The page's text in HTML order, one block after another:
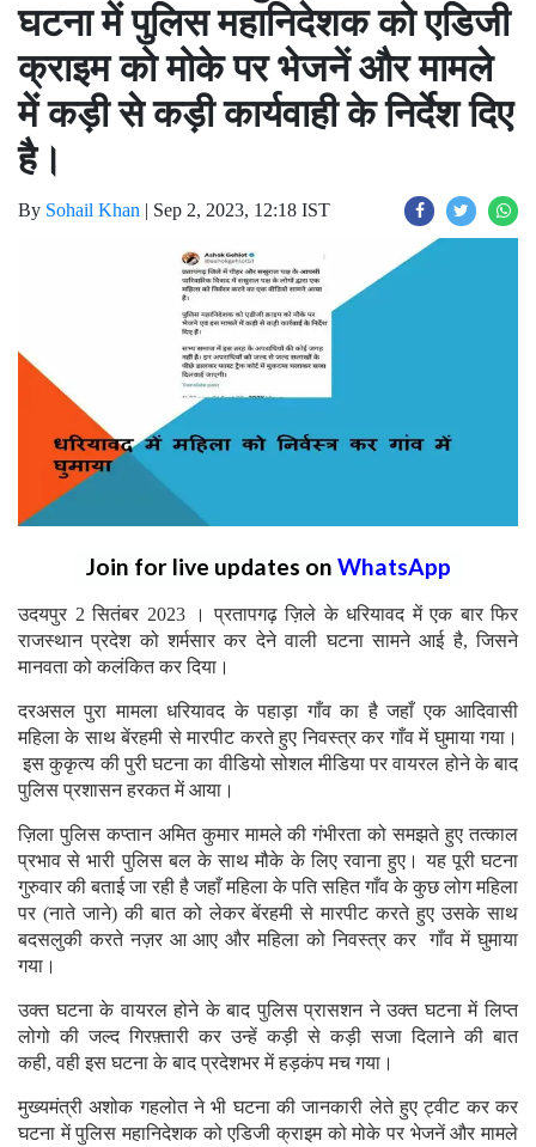
घटना में पुलिस महानिदेशक को एडिजी
क्राइम को मोके पर भेजनें और मामले
में कड़ी से कड़ी कार्यवाही के निर्देश दिए
है।
By Sohail Khan | Sep 2, 2023, 12:18 IST
Join for live updates on WhatsApp
उदयपुर 2 सितंबर 2023 । प्रतापगढ़ ज़िले के धरियावद में एक बार फिर
राजस्थान प्रदेश को शर्मसार कर देने वाली घटना सामने आई है, जिसने
मानवता को कलंकित कर दिया।
दरअसल पुरा मामला धरियावद के पहाड़ा गाँव का है जहाँ एक आदिवासी
महिला के साथ बेंरहमी से मारपीट करते हुए निवस्त्र कर गाँव में घुमाया गया।
इस कुकृत्य की पुरी घटना का वीडियो सोशल मीडिया पर वायरल होने के बाद
पुलिस प्रशासन हरकत में आया।
ज़िला पुलिस कप्तान अमित कुमार मामले की गंभीरता को समझते हुए तत्काल
प्रभाव से भारी पुलिस बल के साथ मौके के लिए रवाना हुए। यह पूरी घटना
गुरुवार की बताई जा रही है जहाँ महिला के पति सहित गाँव के कुछ लोग महिला
पर (नाते जाने) की बात को लेकर बेंरहमी से मारपीट करते हुए उसके साथ
बदसलुकी करते नज़र आ आए और महिला को निवस्त्र कर गाँव में घुमाया
गया।
उक्त घटना के वायरल होने के बाद पुलिस प्रासशन ने उक्त घटना में लिप्त
लोगो की जल्द गिरफ़्तारी कर उन्हें कड़ी से कड़ी सजा दिलाने की बात
कही, वही इस घटना के बाद प्रदेशभर में हड़कंप मच गया।
मुख्यमंत्री अशोक गहलोत ने भी घटना की जानकारी लेते हुए ट्वीट कर कर
घटना में पुलिस महानिदेशक को एडिजी क्राइम को मोके पर भेजनें और मामले